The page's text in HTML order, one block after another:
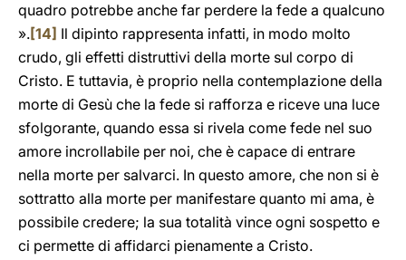
quadro potrebbe anche far perdere la fede a qualcuno
».[14] Il dipinto rappresenta infatti, in modo molto
crudo, gli effetti distruttivi della morte sul corpo di
Cristo. E tuttavia, è proprio nella contemplazione della
morte di Gesù che la fede si rafforza e riceve una luce
sfolgorante, quando essa si rivela come fede nel suo
amore incrollabile per noi, che è capace di entrare
nella morte per salvarci. In questo amore, che non si è
sottratto alla morte per manifestare quanto mi ama, è
possibile credere; la sua totalità vince ogni sospetto e
ci permette di affidarci pienamente a Cristo.